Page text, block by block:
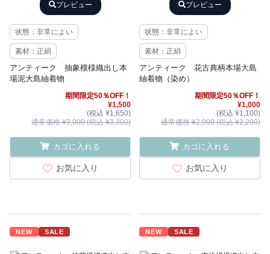
プレビュー
状態：非常によい
素材：正絹
アンティーク 抽象模様織出し本
場泥大島紬着物
期間限定50％OFF！
¥1,500
(税込 ¥1,650)
通常価格 ¥3,000 (税込 ¥3,300)
カゴに入れる
お気に入り
プレビュー
状態：非常によい
素材：正絹
アンティーク 花古典柄本場大島
紬着物（染め）
期間限定50％OFF！
¥1,000
(税込 ¥1,100)
通常価格 ¥2,000 (税込 ¥2,200)
カゴに入れる
お気に入り
NEW SALE NEW SALE